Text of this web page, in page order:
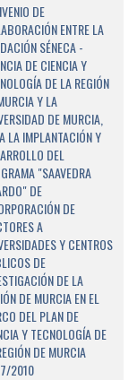
DE
ENTRE LA
SÉNECA -
DE CIENCIA Y
DE LA REGIÓN
Y LA
DE MURCIA,
LA IMPLANTACIÓN Y
DEL
"SAAVEDRA
DE
DE
A
Y CENTROS
DE
DE LA
DE MURCIA EN EL
DEL PLAN DE
Y TECNOLOGÍA DE
DE MURCIA
2010